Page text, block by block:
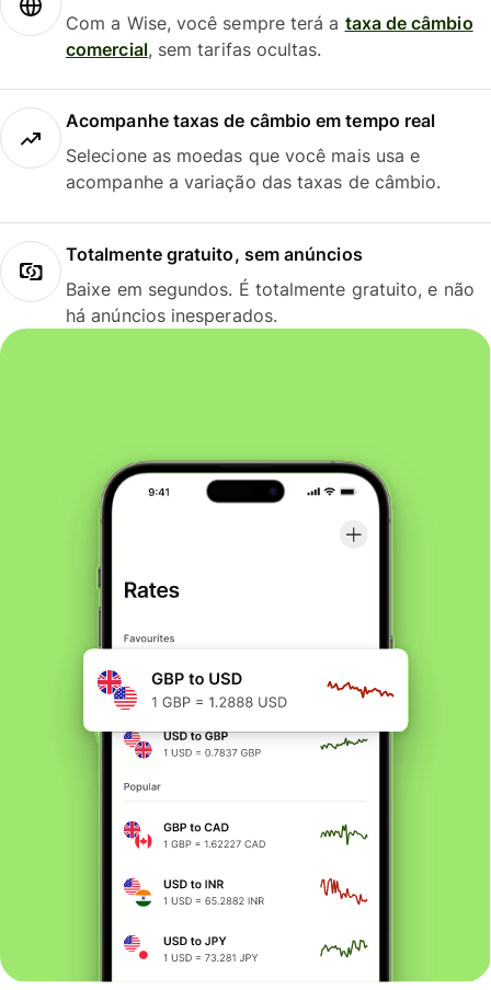
Com a Wise, você sempre terá a taxa de câmbio
comercial, sem tarifas ocultas.
Acompanhe taxas de câmbio em tempo real
Selecione as moedas que você mais usa e
acompanhe a variação das taxas de câmbio.
Totalmente gratuito, sem anúncios
Baixe em segundos. É totalmente gratuito, e não
há anúncios inesperados.